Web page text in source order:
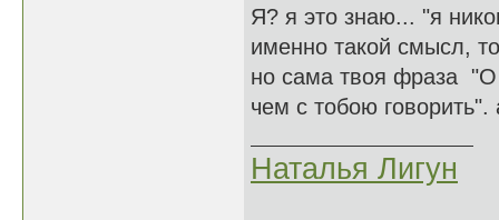
Я? я это знаю... "я
именно такой смысл,
но сама твоя фраза
чем с тобою
Наталья Лигун